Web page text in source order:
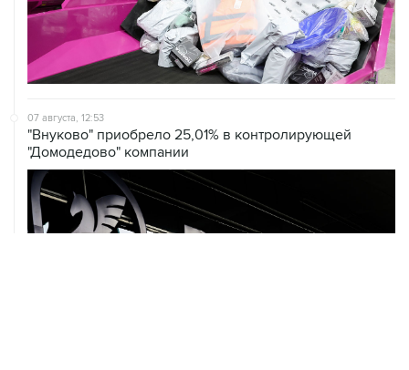
07 августа, 12:53
"Внуково" приобрело 25,01% в контролирующей
"Домодедово" компании